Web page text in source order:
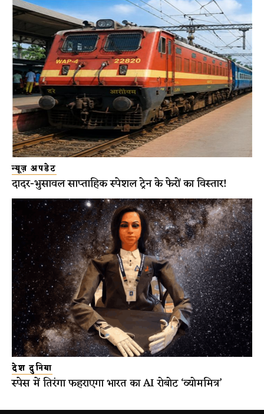
न्यूज़ अपडेट
दादर-भुसावल साप्ताहिक स्पेशल ट्रेन के फेरों का विस्तार!
देश दुनिया
स्पेस में तिरंगा फहराएगा भारत का AI रोबोट ‘व्योममित्र’